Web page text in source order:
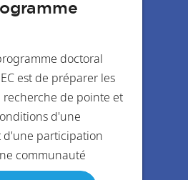
doctoral
est de préparer les
recherche de pointe et
d'une
participation
communauté